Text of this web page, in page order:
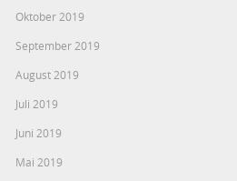
Oktober 2019
September 2019
August 2019
Juli 2019
Juni 2019
Mai 2019